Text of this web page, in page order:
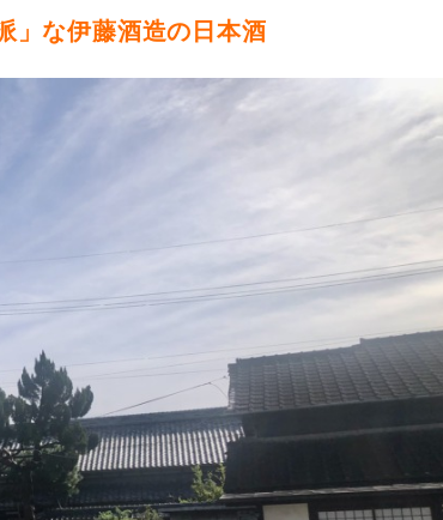
」な伊藤酒造の日本酒